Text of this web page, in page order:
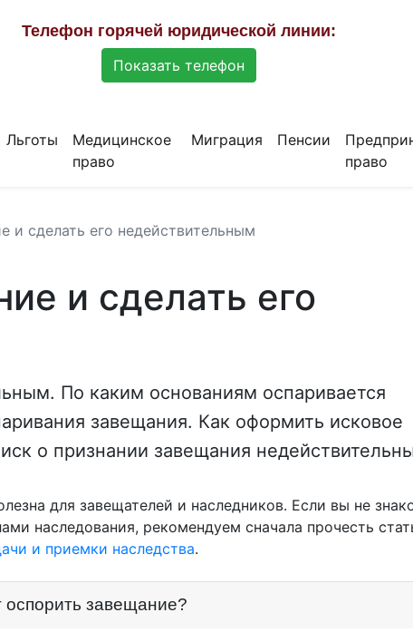
Телефон горячей юридической линии:
Показать телефон
Льготы
Медицинское
право
Миграция Пенсии
право
и сделать его недействительным
и сделать его
По каким основаниям оспаривается
завещания. Как оформить исковое
о признании завещания
для завещателей и наследников. Если вы не
наследования, рекомендуем сначала прочесть
и приемки наследства.
оспорить завещание?